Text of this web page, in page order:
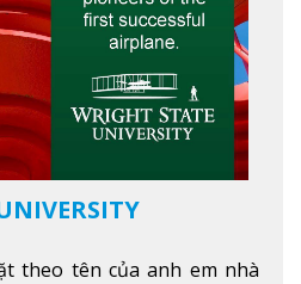
theo tên của anh em nhà